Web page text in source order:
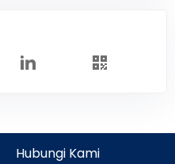
Hubungi Kami